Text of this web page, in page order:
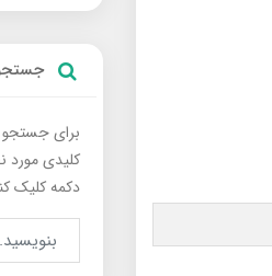
برای
کلیدی مورد
دکمه کلیک